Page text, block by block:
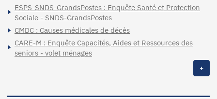
ESPS-SNDS-GrandsPostes : Enquête Santé et Protection
Sociale - SNDS-GrandsPostes
CMDC : Causes médicales de décès
CARE-M : Enquête Capacités, Aides et Ressources des
seniors - volet ménages
+